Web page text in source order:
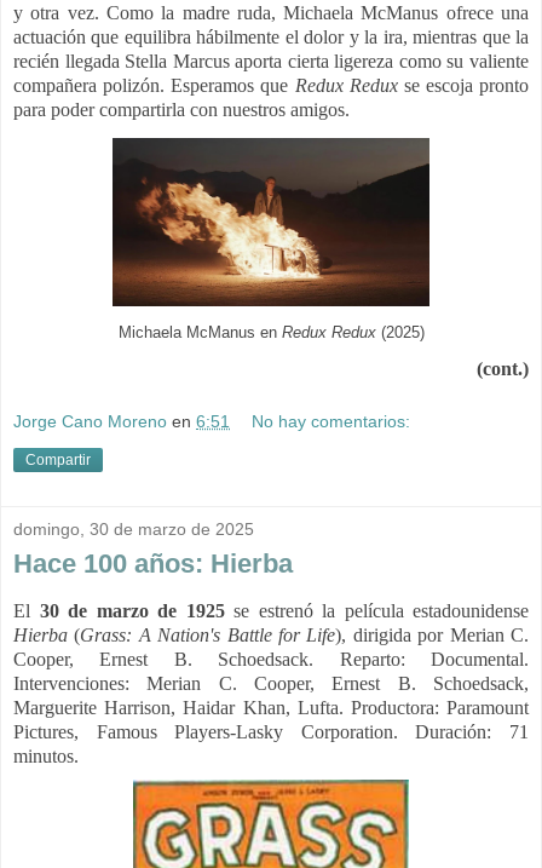
y otra vez. Como la madre ruda, Michaela McManus ofrece una
actuación que equilibra hábilmente el dolor y la ira, mientras que la
recién llegada Stella Marcus aporta cierta ligereza como su valiente
compañera polizón. Esperamos que Redux Reduxse escoja pronto
para poder compartirla con nuestros amigos.
Michaela McManus en Redux Redux(2025)
(cont.)
Jorge Cano Moreno en 6:51 No hay comentarios:
Compartir
domingo, 30 de marzo de 2025
Hace 100 años: Hierba
El 30 de marzo de 1925 se estrenó la película estadounidense
Hierba(Grass: A Nation's Battle for Life), dirigida por Merian C.
Cooper, Ernest B. Schoedsack. Reparto: Documental.
Intervenciones: Merian C. Cooper, Ernest B. Schoedsack,
Marguerite Harrison, Haidar Khan, Lufta. Productora: Paramount
Pictures, Famous Players-Lasky Corporation. Duración: 71
minutos.